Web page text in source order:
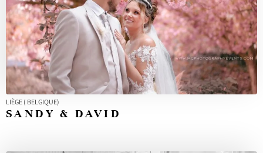
LIÈGE ( BELGIQUE)
SANDY & DAVID